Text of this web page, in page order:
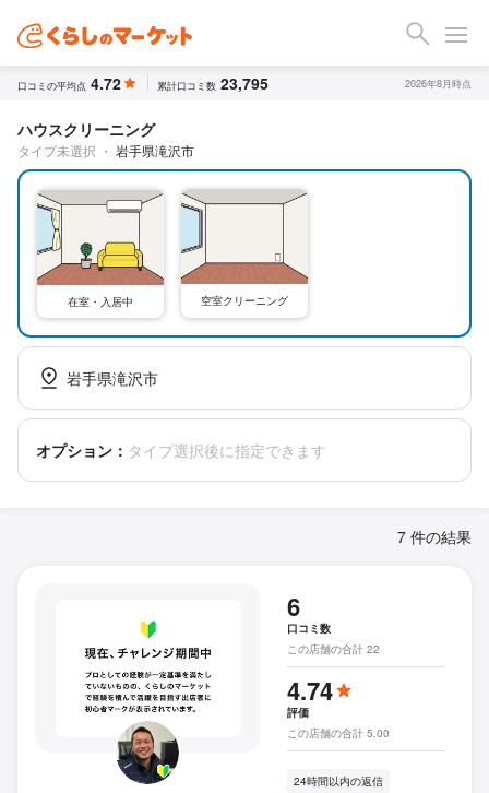
口コミの平均点 4.72 累計口コミ数 23,795 2026年8月時点
ハウスクリーニング
タイプ未選択 ・ 岩手県滝沢市
在室・入居中 空室クリーニング
岩手県滝沢市
オプション： タイプ選択後に指定できます
7 件の結果
6
口コミ数
この店舗の合計 22
4.74
評価
この店舗の合計 5.00
24時間以内の返信